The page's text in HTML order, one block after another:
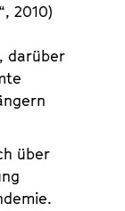
2010)
darüber
über